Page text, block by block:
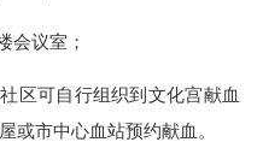
议室；
可自行组织到文化宫献血
或市中心血站预约献血。